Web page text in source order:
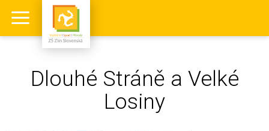
Dlouhé Stráně a Velké
Losiny